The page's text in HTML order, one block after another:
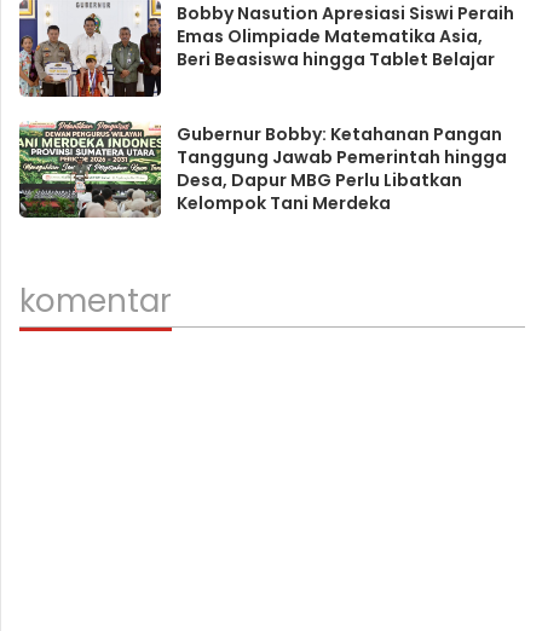
Bobby Nasution Apresiasi Siswi Peraih
Emas Olimpiade Matematika Asia,
Beri Beasiswa hingga Tablet Belajar
Gubernur Bobby: Ketahanan Pangan
Tanggung Jawab Pemerintah hingga
Desa, Dapur MBG Perlu Libatkan
Kelompok Tani Merdeka
komentar